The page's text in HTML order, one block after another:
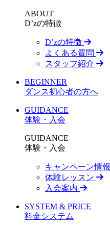
ABOUT
D’zの特徴
D’zの特徴
よくある質問
スタッフ紹介
BEGINNER
ダンス初心者の方へ
GUIDANCE
体験・入会
GUIDANCE
体験・入会
キャンペーン情報
体験レッスン
入会案内
SYSTEM & PRICE
料金システム